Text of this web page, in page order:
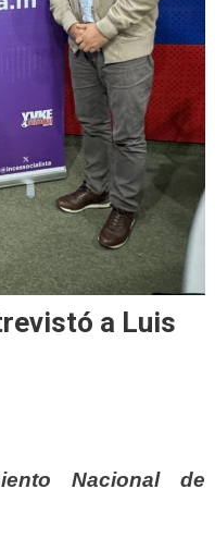
a Luis
Nacional de